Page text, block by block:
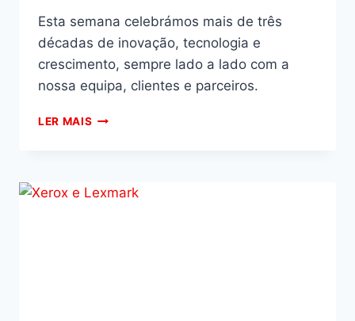
Esta semana celebrámos mais de três
décadas de inovação, tecnologia e
crescimento, sempre lado a lado com a
nossa equipa, clientes e parceiros.
LER MAIS